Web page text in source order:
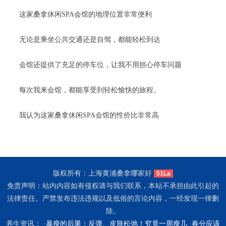
这家桑拿休闲SPA会馆的地理位置非常便利
无论是乘坐公共交通还是自驾，都能轻松到达
会馆还提供了充足的停车位，让我不用担心停车问题
每次我来会馆，都能享受到轻松愉快的旅程。
我认为这家桑拿休闲SPA会馆的性价比非常高
版权所有：上海黄浦桑拿哪家好 51La
免责声明：站内内容如有侵权请与我们联系，本站不承担由此引起的
法律责任。严禁发布违法违规以及低俗的言论内容，一经发现一律删
除。
养生资讯： ·暴瘦的后果：反弹、皮肤松弛！究竟一周瘦几 ·春分应该